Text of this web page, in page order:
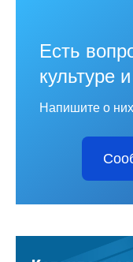
Есть
культуре
Напишите о них